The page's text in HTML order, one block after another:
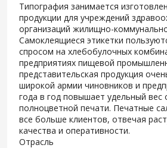
Типография занимается
продукции для учреждений
организаций жилищно-
Самоклеящиеся этикетки
спросом на хлебобулочных
предприятиях пищевой
представительская продукция
широкой армии чиновников и
года в год повышает удельный
полноцветной печати. Печатные
все больше клиентов, отвечая
качества и оперативности.
Отрасль